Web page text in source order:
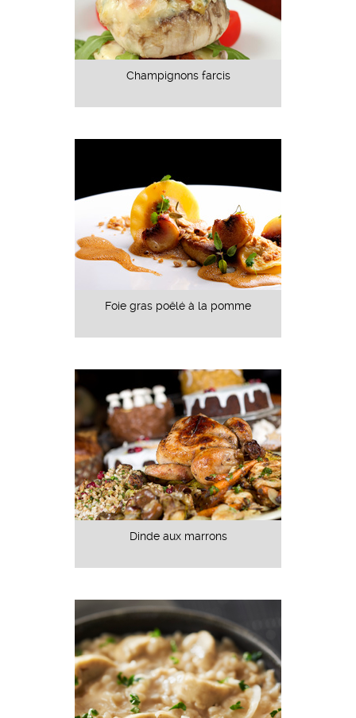
Champignons farcis
Foie gras poêlé à la pomme
Dinde aux marrons